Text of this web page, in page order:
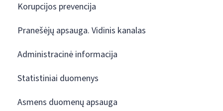
Korupcijos prevencija
Pranešėjų apsauga. Vidinis kanalas
Administracinė informacija
Statistiniai duomenys
Asmens duomenų apsauga